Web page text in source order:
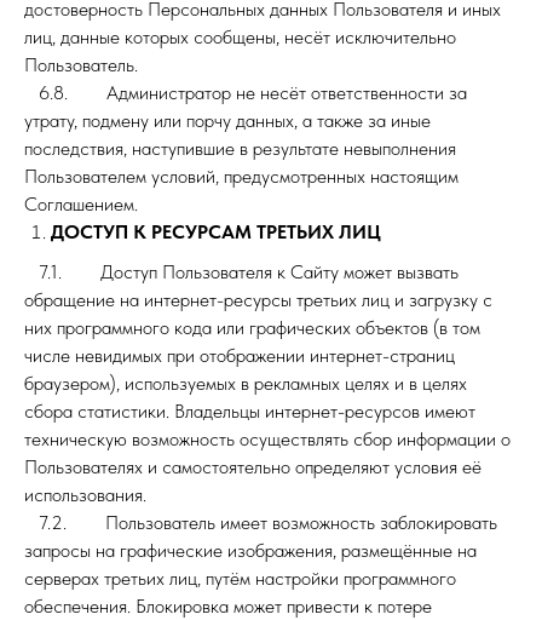
достоверность Персональных данных Пользователя и иных
лиц, данные которых сообщены, несёт исключительно
Пользователь.
6.8. Администратор не несёт ответственности за
утрату, подмену или порчу данных, а также за иные
последствия, наступившие в результате невыполнения
Пользователем условий, предусмотренных настоящим
Соглашением.
ДОСТУП К РЕСУРСАМ ТРЕТЬИХ ЛИЦ
7.1. Доступ Пользователя к Сайту может вызвать
обращение на интернет-ресурсы третьих лиц и загрузку с
них программного кода или графических объектов (в том
числе невидимых при отображении интернет-страниц
браузером), используемых в рекламных целях и в целях
сбора статистики. Владельцы интернет-ресурсов имеют
техническую возможность осуществлять сбор информации о
Пользователях и самостоятельно определяют условия её
использования.
7.2. Пользователь имеет возможность заблокировать
запросы на графические изображения, размещённые на
серверах третьих лиц, путём настройки программного
обеспечения. Блокировка может привести к потере